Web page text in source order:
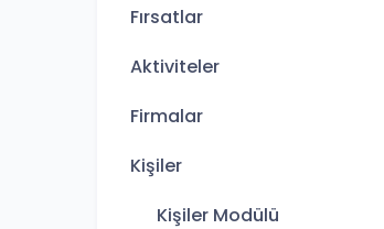
Fırsatlar
Aktiviteler
Firmalar
Kişiler
Kişiler Modülü